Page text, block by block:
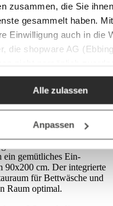
zusammen, die Sie
gesammelt haben.
Einwilligung auch in die
die shopware AG
Alle zulassen
Anpassen
Funktionssessel
mit wenig Platz.
dance blue fügt sich
ein. Seine
machen ihn
Komfort mit
Sitz- und
verwandeln Sie den
ein gemütliches Ein-
90x200 cm. Der integrierte
für Bettwäsche und
Raum optimal.